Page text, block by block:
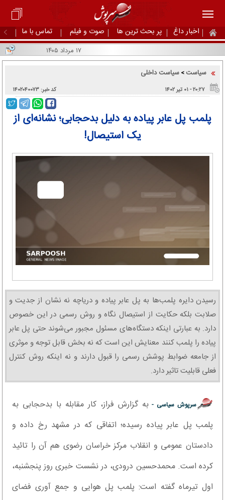
اخبار داغ پر بحث ترین ها صوت و فیلم تماس با ما
۱۷ مرداد ۱۴۰۵
سیاست > سیاست داخلی
۲۰:۲۷ - ۰۱ تير ۱۴۰۲ کد خبر: ۱۴۰۲۰۴۰۰۷۳
پلمب پل عابر پیاده به دلیل بدحجابی؛ نشانه‌ای از
یک استیصال!
رسیدن دایره پلمب‌ها به پل عابر پیاده و دریاچه نه نشان از جدیت و
صلابت بلکه حکایت از استیصال نگاه و روش رسمی در این خصوص
دارد. به عبارتی اینکه دستگاه‌های مسئول مجبور می‌شوند حتی پل عابر
پیاده را پلمب کنند معنایش این است که نه بخش قابل توجه و موثری
از جامعه ضوابط پوشش رسمی را قبول دارند و نه اینکه روش کنترل
فعلی قابلیت تاثیر دارد.
سرپوش سیاسی - به گزارش فراز، کار مقابله با بدحجابی به
پلمب پل عابر پیاده رسیده؛ اتفاقی که در مشهد رخ داده و
دادستان عمومی و انقلاب مرکز خراسان رضوی هم آن را تائید
کرده است. محمدحسین درودی، در نشست خبری روز پنجشنبه،
اول تیرماه گفته است: پلمب پل هوایی و جمع آوری فضای